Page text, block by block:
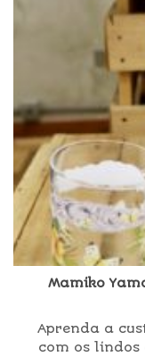
Mamiko
Aprenda a
com os lindos